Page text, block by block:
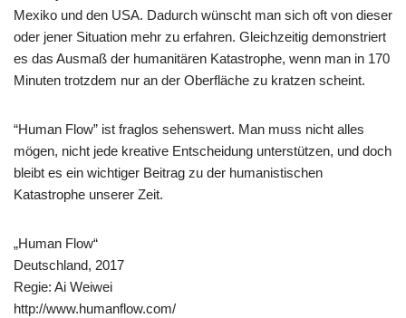
Mexiko und den USA. Dadurch wünscht man sich oft von dieser
oder jener Situation mehr zu erfahren. Gleichzeitig demonstriert
es das Ausmaß der humanitären Katastrophe, wenn man in 170
Minuten trotzdem nur an der Oberfläche zu kratzen scheint.
“Human Flow” ist fraglos sehenswert. Man muss nicht alles
mögen, nicht jede kreative Entscheidung unterstützen, und doch
bleibt es ein wichtiger Beitrag zu der humanistischen
Katastrophe unserer Zeit.
„Human Flow“
Deutschland, 2017
Regie: Ai Weiwei
http://www.humanflow.com/